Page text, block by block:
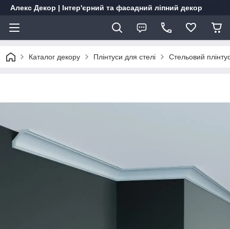
Алекс Декор | Інтер'єрний та фасадний ліпний декор
Каталог декору Плінтуси для стелі Стельовий